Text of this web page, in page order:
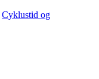
Cyklustid og